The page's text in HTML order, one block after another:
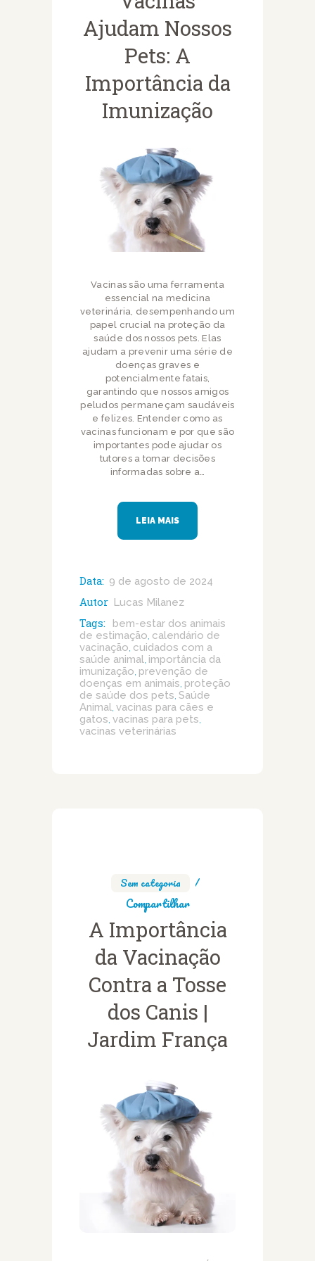
Ajudam Nossos
Pets: A
Importância da
Imunização
Vacinas são uma ferramenta
essencial na medicina
veterinária, desempenhando um
papel crucial na proteção da
saúde dos nossos pets. Elas
ajudam a prevenir uma série de
doenças graves e
potencialmente fatais,
garantindo que nossos amigos
peludos permaneçam saudáveis
e felizes. Entender como as
vacinas funcionam e por que são
importantes pode ajudar os
tutores a tomar decisões
informadas sobre a…
LEIA MAIS
Data: 9 de agosto de 2024
Autor Lucas Milanez
Tags:
bem-estar dos animais
de estimação, calendário de
vacinação, cuidados com a
saúde animal, importância da
imunização, prevenção de
doenças em animais, proteção
de saúde dos pets, Saúde
Animal, vacinas para cães e
gatos, vacinas para pets,
vacinas veterinárias
Sem categoria
Compartilhar
A Importância
da Vacinação
Contra a Tosse
dos Canis |
Jardim França